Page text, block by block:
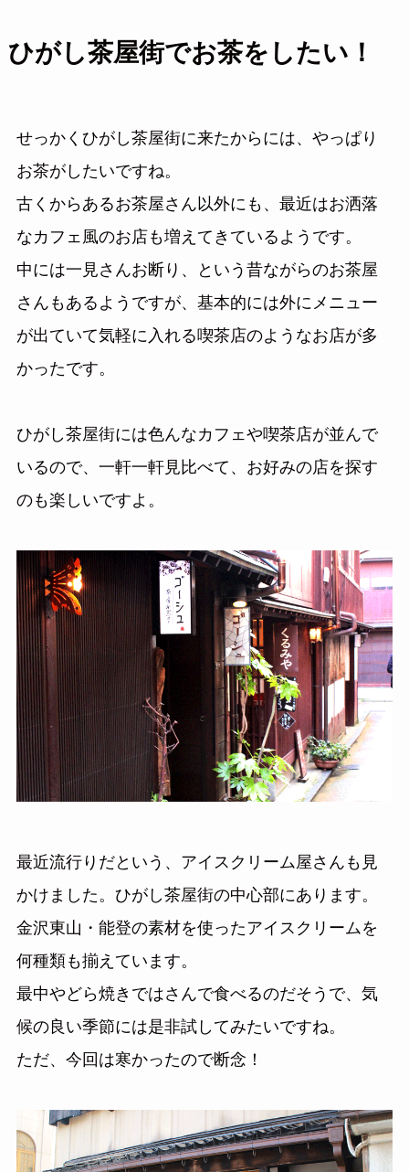
ひがし茶屋街でお茶をしたい！
せっかくひがし茶屋街に来たからには、やっぱり
お茶がしたいですね。
古くからあるお茶屋さん以外にも、最近はお洒落
なカフェ風のお店も増えてきているようです。
中には一見さんお断り、という昔ながらのお茶屋
さんもあるようですが、基本的には外にメニュー
が出ていて気軽に入れる喫茶店のようなお店が多
かったです。
ひがし茶屋街には色んなカフェや喫茶店が並んで
いるので、一軒一軒見比べて、お好みの店を探す
のも楽しいですよ。
最近流行りだという、アイスクリーム屋さんも見
かけました。ひがし茶屋街の中心部にあります。
金沢東山・能登の素材を使ったアイスクリームを
何種類も揃えています。
最中やどら焼きではさんで食べるのだそうで、気
候の良い季節には是非試してみたいですね。
ただ、今回は寒かったので断念！